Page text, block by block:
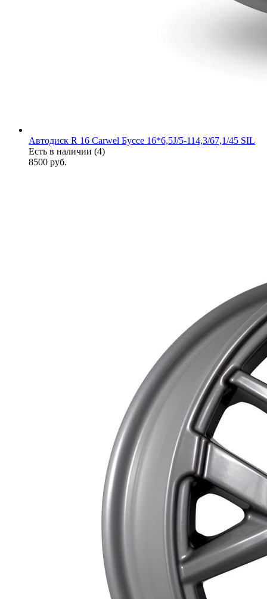
Автодиск R 16 Carwel Буссе 16*6,5J/5-114,3/67,1/45 SIL
Есть в наличии (4)
8500 руб.